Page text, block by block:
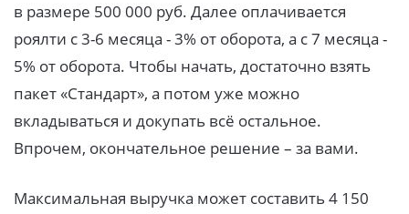
в размере 500 000 руб. Далее оплачивается
роялти с 3-6 месяца - 3% от оборота, а с 7 месяца -
5% от оборота. Чтобы начать, достаточно взять
пакет «Стандарт», а потом уже можно
вкладываться и докупать всё остальное.
Впрочем, окончательное решение – за вами.
Максимальная выручка может составить 4 150